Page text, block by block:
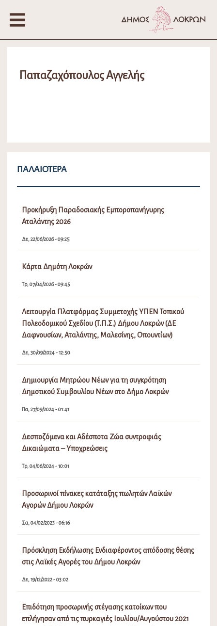
Παπαζαχόπουλος Αγγελής
ΠΑΛΑΙΌΤΕΡΑ
Προκήρυξη Παραδοσιακής Εμποροπανήγυρης
Αταλάντης 2026
Δε, 22/06/2026 - 09:25
Κάρτα Δημότη Λοκρών
Τρ, 07/04/2026 - 09:45
Λειτουργία Πλατφόρμας Συμμετοχής ΥΠΕΝ Τοπικού
Πολεοδομικού Σχεδίου (Τ.Π.Σ.) Δήμου Λοκρών (ΔΕ
Δαφνουσίων, Αταλάντης, Μαλεσίνης, Οπουντίων)
Δε, 30/09/2024 - 12:50
Δημιουργία Μητρώου Νέων για τη συγκρότηση
Δημοτικού Συμβουλίου Νέων στο Δήμο Λοκρών
Πα, 27/09/2024 - 01:41
Δεσποζόμενα και Αδέσποτα Ζώα συντροφιάς
Δικαιώματα – Υποχρεώσεις
Τρ, 04/06/2024 - 10:01
Προσωρινοί πίνακες κατάταξης πωλητών Λαϊκών
Αγορών Δήμου Λοκρών
Σα, 04/02/2023 - 06:16
Πρόσκληση Εκδήλωσης Ενδιαφέροντος απόδοσης θέσης
στις Λαϊκές Αγορές του Δήμου Λοκρών
Δε, 19/12/2022 - 03:02
Επιδότηση προσωρινής στέγασης κατοίκων που
επλήγησαν από τις πυρκαγιές Ιουλίου/Αυγούστου 2021